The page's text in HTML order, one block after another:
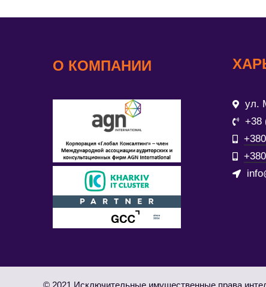
О КОМПАНИИ
ул.
+38